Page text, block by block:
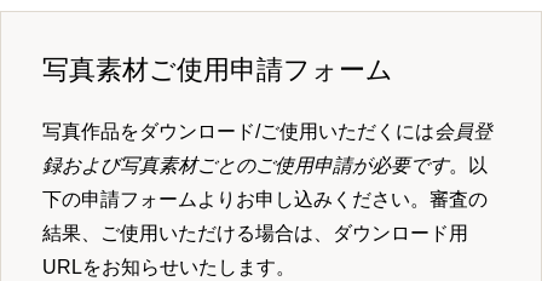
写真素材ご使用申請フォーム
写真作品をダウンロード/ご使用いただくには会員登
録および写真素材ごとのご使用申請が必要です。以
下の申請フォームよりお申し込みください。審査の
結果、ご使用いただける場合は、ダウンロード用
URLをお知らせいたします。